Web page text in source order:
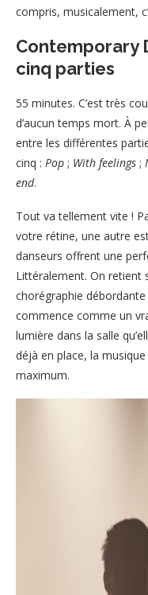
compris, musicalement,
Contemporary
cinq parties
55 minutes. C’est très
d’aucun temps mort. À
entre les différentes
cinq : Pop ; With feelings ;
end.
Tout va tellement vite !
votre rétine, une autre
danseurs offrent une
Littéralement. On retient
chorégraphie débordante
commence comme un
lumière dans la salle
déjà en place, la
maximum.